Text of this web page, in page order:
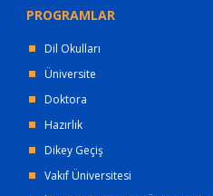
PROGRAMLAR
Dil Okulları
Üniversite
Doktora
Hazırlık
Dikey Geçiş
Vakıf Üniversitesi